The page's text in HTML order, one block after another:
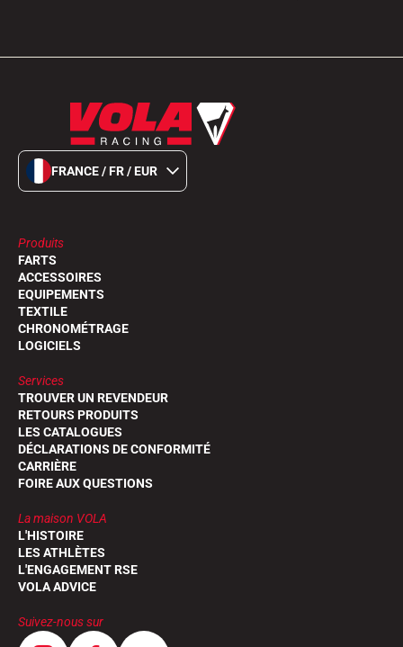
FRANCE / FR / EUR
Produits
FARTS
ACCESSOIRES
EQUIPEMENTS
TEXTILE
CHRONOMÉTRAGE
LOGICIELS
Services
TROUVER UN REVENDEUR
RETOURS PRODUITS
LES CATALOGUES
DÉCLARATIONS DE CONFORMITÉ
CARRIÈRE
FOIRE AUX QUESTIONS
La maison VOLA
L'HISTOIRE
LES ATHLÈTES
L'ENGAGEMENT RSE
VOLA ADVICE
Suivez-nous sur